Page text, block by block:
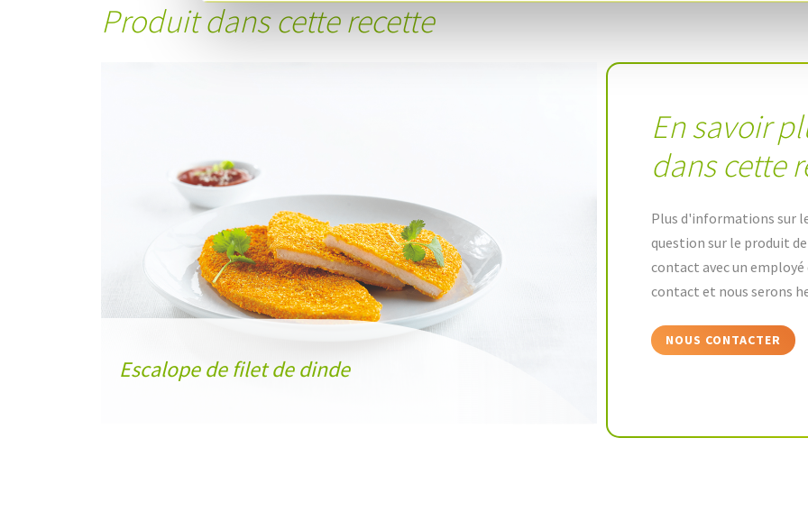
Produit dans cette recette
Escalope de filet de dinde
En savoir
dans cette
Plus d'informations sur
question sur le produit
contact avec un
contact et nous serons
NOUS CONTACTER